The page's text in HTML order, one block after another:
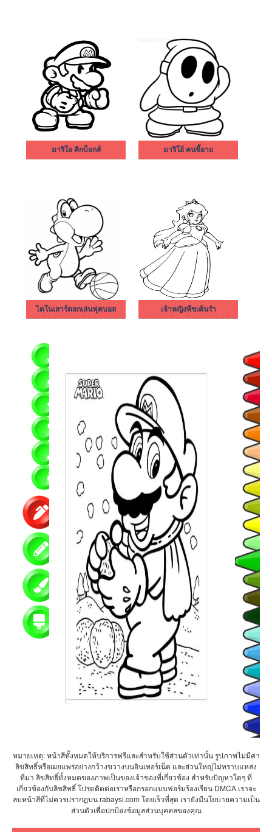
มาริโอ คิกบ็อกส์ มาริโอ้ คนขี้อาย
ไดโนเสาร์ตลกเล่นฟุตบอล เจ้าหญิงพีชเต้นรำ
หมายเหตุ: หน้าสีทั้งหมดให้บริการฟรีและสำหรับใช้ส่วนตัวเท่านั้น รูปภาพไม่มีค่า
ลิขสิทธิ์หรือเผยแพร่อย่างกว้างขวางบนอินเทอร์เน็ต และส่วนใหญ่ไม่ทราบแหล่ง
ที่มา ลิขสิทธิ์ทั้งหมดของภาพเป็นของเจ้าของที่เกี่ยวข้อง สำหรับปัญหาใดๆ ที่
เกี่ยวข้องกับลิขสิทธิ์ โปรดติดต่อเราหรือกรอกแบบฟอร์มร้องเรียน DMCA เราจะ
ลบหน้าสีที่ไม่ควรปรากฏบน rabaysi.com โดยเร็วที่สุด เรายังมีนโยบายความเป็น
ส่วนตัวเพื่อปกป้องข้อมูลส่วนบุคคลของคุณ